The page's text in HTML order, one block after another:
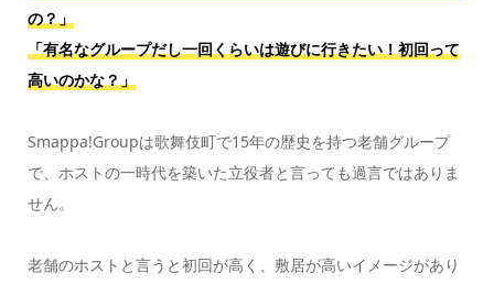
の？」
「有名なグループだし一回くらいは遊びに行きたい！初回って
高いのかな？」
Smappa!Groupは歌舞伎町で15年の歴史を持つ老舗グループ
で、ホストの一時代を築いた立役者と言っても過言ではありま
せん。
老舗のホストと言うと初回が高く、敷居が高いイメージがあり